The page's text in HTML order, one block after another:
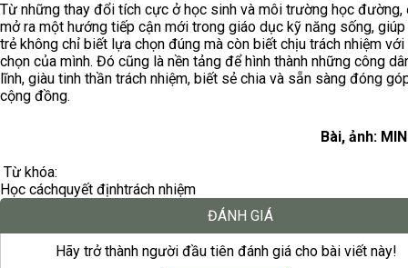
Từ những thay đổi tích cực ở học sinh và môi trường học đường,
mở ra một hướng tiếp cận mới trong giáo dục kỹ năng sống,
trẻ không chỉ biết lựa chọn đúng mà còn biết chịu trách nhiệm
chọn của mình. Đó cũng là nền tảng để hình thành những công
lĩnh, giàu tinh thần trách nhiệm, biết sẻ chia và sẵn sàng đóng
cộng đồng.
Bài, ảnh:
Từ khóa:
Học cáchquyết địnhtrách nhiệm
ĐÁNH GIÁ
Hãy trở thành người đầu tiên đánh giá cho bài viết này!